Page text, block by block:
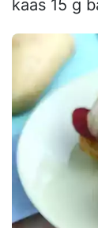
kaas 15 g